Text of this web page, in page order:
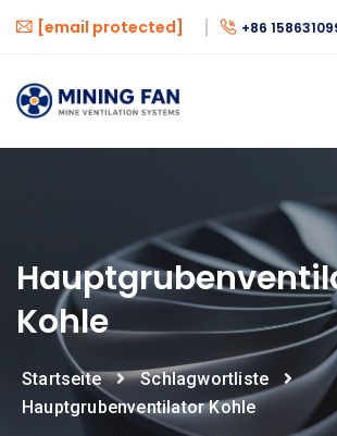
[email protected] +86
Kohle
Startseite
Schlagwortliste
Hauptgrubenventilator Kohle